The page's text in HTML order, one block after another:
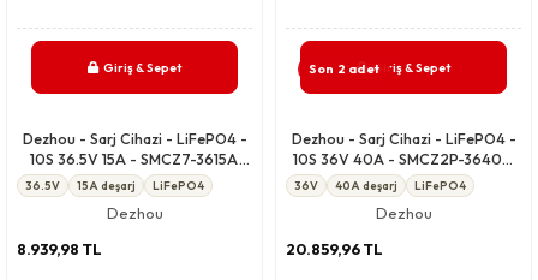
Giriş & Sepet
Dezhou - Sarj Cihazi - LiFePO4 -
10S 36.5V 15A - SMCZ7-3615A
CCCV IP67
36.5V 15A deşarj LiFePO4
Dezhou
8.939,98 TL
Son 2 adetGiriş & Sepet
Dezhou - Sarj Cihazi - LiFePO4 -
10S 36V 40A - SMCZ2P-3640A
CANBUS-FIXVA IP67
36V 40A deşarj LiFePO4
Dezhou
20.859,96 TL